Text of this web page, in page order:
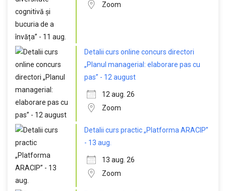
Zoom
Detalii curs online concurs directori
„Planul managerial: elaborare pas cu
pas” - 12 august
12 aug. 26
Zoom
Detalii curs practic „Platforma ARACIP”
- 13 aug.
13 aug. 26
Zoom